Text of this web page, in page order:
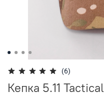
(6)
Кепка 5.11 Tactical